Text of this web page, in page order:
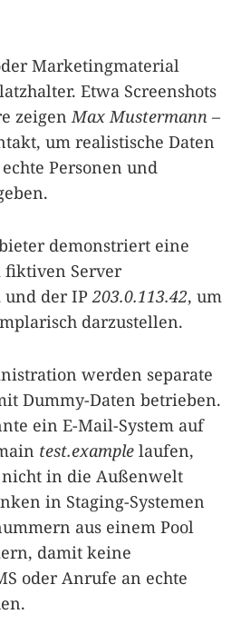
Marketingmaterial
Etwa Screenshots
zeigen Max Mustermann –
um realistische Daten
Personen und
demonstriert eine
fiktiven Server
und der IP 203.0.113.42, um
darzustellen.
werden separate
Dummy-Daten betrieben.
ein E-Mail-System auf
test.example laufen,
nicht in die Außenwelt
in Staging-Systemen
aus einem Pool
damit keine
oder Anrufe an echte